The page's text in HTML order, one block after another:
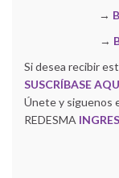
→
→
Si desea recibir
SUSCRÍBASE
Únete y siguenos
REDESMA